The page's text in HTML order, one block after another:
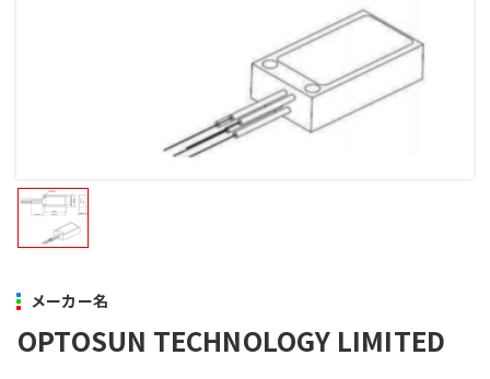
メーカー名
OPTOSUN TECHNOLOGY LIMITED